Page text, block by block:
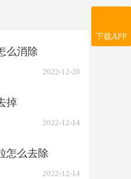
下载APP
么消除
2022-12-20
掉
2022-12-14
怎么去除
2022-12-14